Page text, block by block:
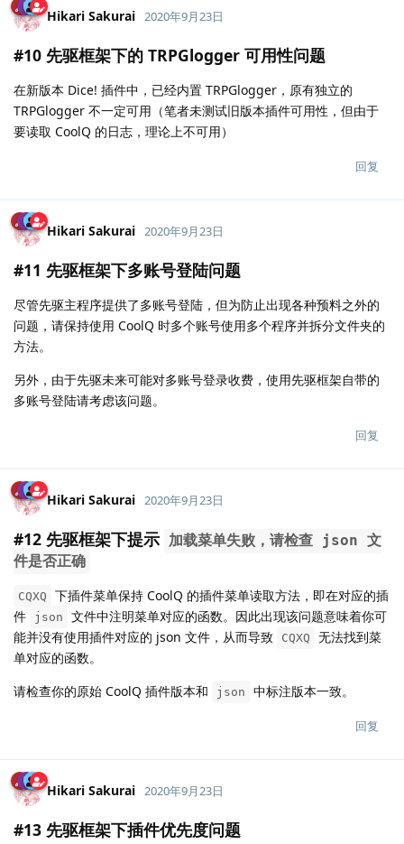
Hikari Sakurai 2020年9月23日
#10 先驱框架下的 TRPGlogger 可用性问题
在新版本 Dice! 插件中，已经内置 TRPGlogger，原有独立的
TRPGlogger 不一定可用（笔者未测试旧版本插件可用性，但由于
要读取 CoolQ 的日志，理论上不可用）
回复
Hikari Sakurai 2020年9月23日
#11 先驱框架下多账号登陆问题
尽管先驱主程序提供了多账号登陆，但为防止出现各种预料之外的
问题，请保持使用 CoolQ 时多个账号使用多个程序并拆分文件夹的
方法。
另外，由于先驱未来可能对多账号登录收费，使用先驱框架自带的
多账号登陆请考虑该问题。
回复
Hikari Sakurai 2020年9月23日
#12 先驱框架下提示 加载菜单失败，请检查 json 文
件是否正确
CQXQ
下插件菜单保持 CoolQ 的插件菜单读取方法，即在对应的插
件
json
文件中注明菜单对应的函数。因此出现该问题意味着你可
能并没有使用插件对应的 json 文件，从而导致
CQXQ
无法找到菜
单对应的函数。
请检查你的原始 CoolQ 插件版本和
json 中标注版本一致。
回复
Hikari Sakurai 2020年9月23日
#13 先驱框架下插件优先度问题